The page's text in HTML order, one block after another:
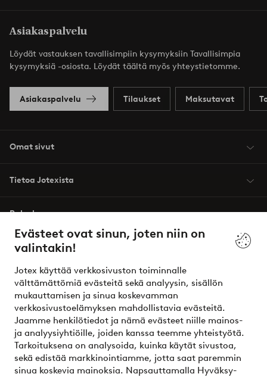
Evästeet ovat sinun, joten niin on
valintakin!
Jotex käyttää verkkosivuston toiminnalle
välttämättömiä evästeitä sekä analyysin, sisällön
mukauttamisen ja sinua koskevamman
verkkosivustoelämyksen mahdollistavia evästeitä.
Jaamme henkilötiedot ja nämä evästeet niille mainos-
ja analyysiyhtiöille, joiden kanssa teemme yhteistyötä.
Tarkoituksena on analysoida, kuinka käytät sivustoa,
sekä edistää markkinointiamme, jotta saat paremmin
sinua koskevia mainoksia. Napsauttamalla Hyväksy-
Asiakaspalvelu
Löydät vastauksen tavallisimpiin kysymyksiin Tavallisimpia
kysymyksiä -osiosta. Löydät täältä myös yhteystietomme.
Asiakaspalvelu Tilaukset Maksutavat
Omat sivut
Tietoa Jotexista
Palvelumme
Ehdot
Ystävät
Turvalliset maksut – maksa nyt tai erissä
Haluatko tietää lisää maksuvaihtoehdoistamme?
elpy